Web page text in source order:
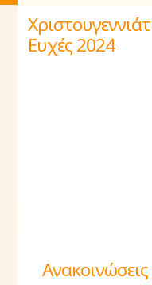
Ευχές 2024
Ανακοινώσεις